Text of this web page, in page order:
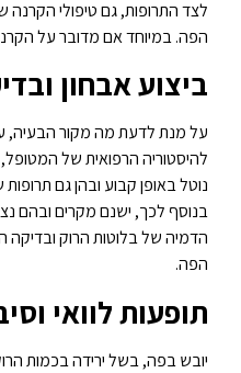
לצד התרופות, גם טיפולי הקרנה
הפה. במיוחד אם מדובר על
ביצוע אבחון
על מנת לדעת מה מקור הבעיה,
להיסטוריה הרפואית של
נוטל באופן קבוע ובהן גם
בנוסף לכך, ישנם מקרים ובהם
הדמיה של בלוטות הרוק
הפה.
תופעות לוואי
יובש בפה, בשל ירידה בכמות